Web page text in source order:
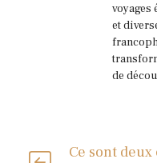
et
de
Ce sont